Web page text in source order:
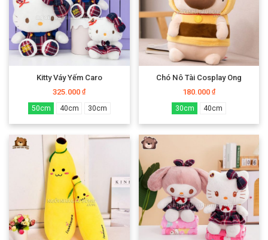
Kitty Váy Yếm Caro
325.000₫
50cm 40cm 30cm
Chó Nô Tài Cosplay Ong
180.000 ₫
30cm 40cm